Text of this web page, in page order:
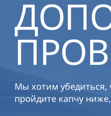
Мы хотим убедиться,
пройдите капчу